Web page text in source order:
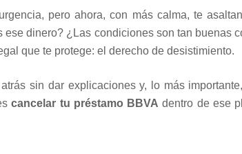
pero ahora, con más calma, te
dinero? ¿Las condiciones son tan buenas
que te protege: el derecho de desistimiento.
sin dar explicaciones y, lo más
cancelar tu préstamo BBVA dentro de ese